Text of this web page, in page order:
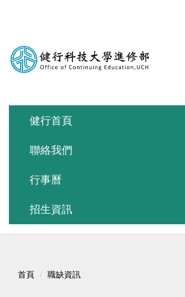
內
容
健行首頁
聯絡我們
行事曆
招生資訊
首頁 職缺資訊